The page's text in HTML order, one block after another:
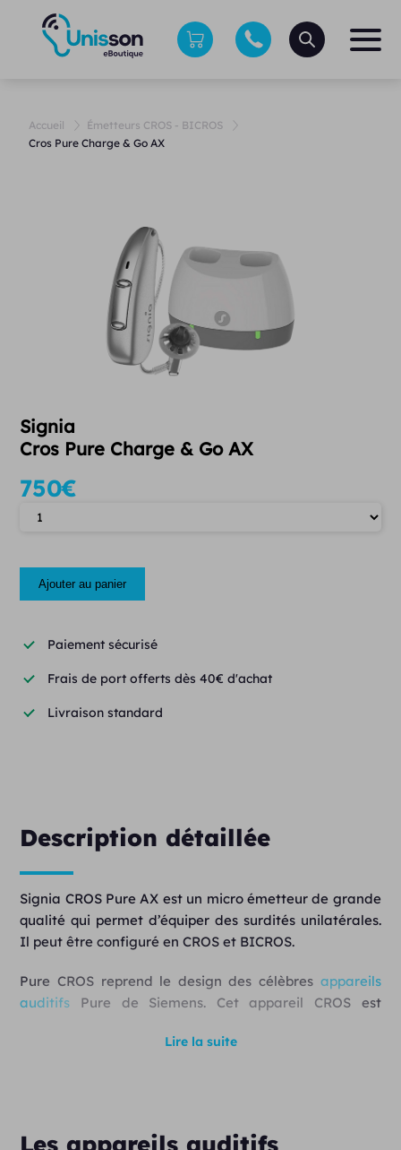
Accueil
Émetteurs CROS - BICROS
Cros Pure Charge & Go AX
Signia
Cros Pure Charge & Go AX
750€
Quantité
Ajouter au panier
Paiement sécurisé
Frais de port offerts dès 40€ d'achat
Livraison standard
Description détaillée
Signia CROS Pure AX est un micro émetteur de grande
qualité qui permet d’équiper des surdités unilatérales.
Il peut être configuré en CROS et BICROS.
Pure CROS reprend le design des célèbres appareils
auditifs Pure de Siemens. Cet appareil CROS est
Lire la suite